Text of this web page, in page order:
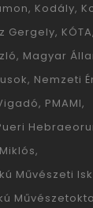
Kodály
Gergely KÓTA
Magyar
Nemzeti
PMAMI
Művészeti